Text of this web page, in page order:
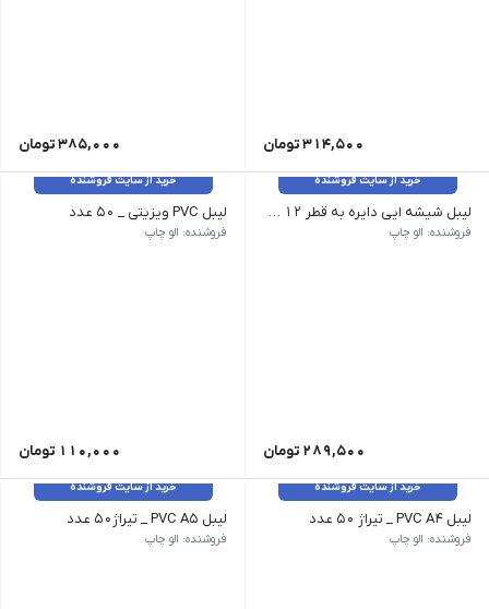
314,500تومان 385,000تومان
خرید از سایت فروشنده
لیبل شیشه ایی دایره به قطر 12 سانتیمتر _ 30 عدد
فروشنده: الو چاپ
289,500 تومان
خرید از سایت فروشنده
لیبل PVC ویزیتی _ 50 عدد
فروشنده: الو چاپ
110,000 تومان
خرید از سایت فروشنده
لیبل PVC A4 _ تیراژ 50 عدد
فروشنده: الو چاپ
خرید از سایت فروشنده
لیبل PVC A5 _ تیراژ50 عدد
فروشنده: الو چاپ